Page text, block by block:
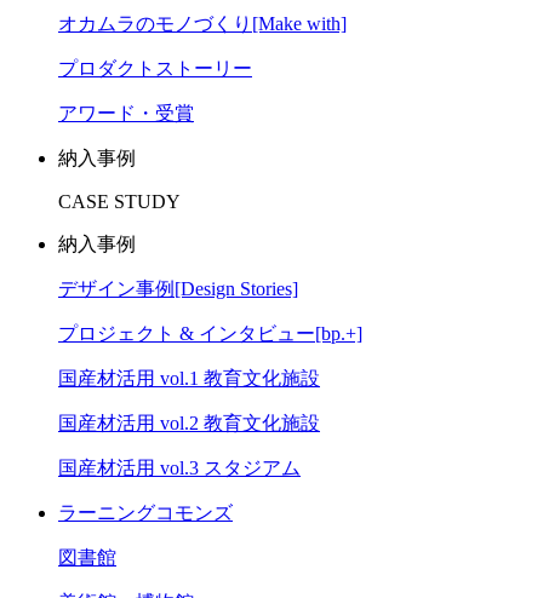
オカムラのモノづくり[Make with]
プロダクトストーリー
アワード・受賞
納入事例
CASE STUDY
納入事例
デザイン事例[Design Stories]
プロジェクト & インタビュー[bp.+]
国産材活用 vol.1 教育文化施設
国産材活用 vol.2 教育文化施設
国産材活用 vol.3 スタジアム
ラーニングコモンズ
図書館